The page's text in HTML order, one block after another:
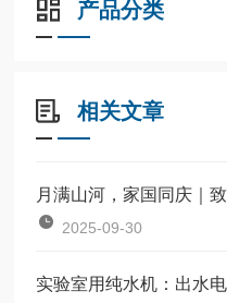
产品分类
相关文章
2025-09-30
实验室用纯水机：出水